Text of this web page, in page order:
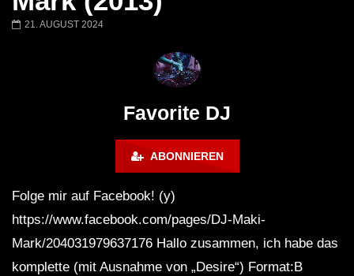
21. AUGUST 2024
Favorite DJ
ABONNIEREN
Folge mir auf Facebook! (y)
https://www.facebook.com/pages/DJ-Maki-
Mark/204031979637176 Hallo zusammen, ich habe das
komplette (mit Ausnahme von „Desire“) Format:B